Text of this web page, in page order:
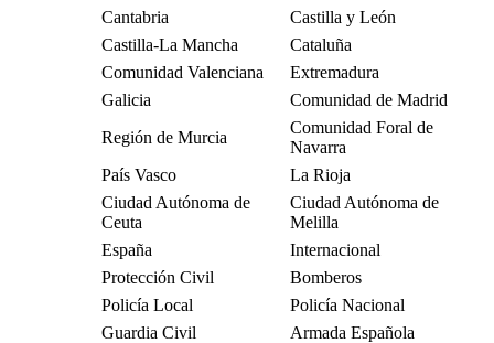
Cantabria
Castilla y León
Castilla-La Mancha
Cataluña
Comunidad Valenciana
Extremadura
Galicia
Comunidad de Madrid
Región de Murcia
Comunidad Foral de
Navarra
País Vasco
La Rioja
Ciudad Autónoma de
Ceuta
Ciudad Autónoma de
Melilla
España
Internacional
Protección Civil
Bomberos
Policía Local
Policía Nacional
Guardia Civil
Armada Española